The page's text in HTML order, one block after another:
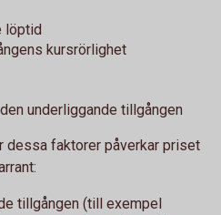
löptid
kursrörlighet
underliggande tillgången
dessa faktorer påverkar priset
tillgången (till exempel